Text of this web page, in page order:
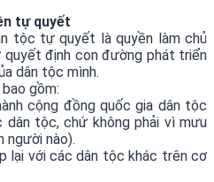
tự quyết
tộc tự quyết là quyền làm chủ
định con đường phát triển
dân tộc mình.
gồm:
cộng đồng quốc gia dân tộc
tộc, chứ không phải vì mưu
người nào).
lại với các dân tộc khác trên cơ